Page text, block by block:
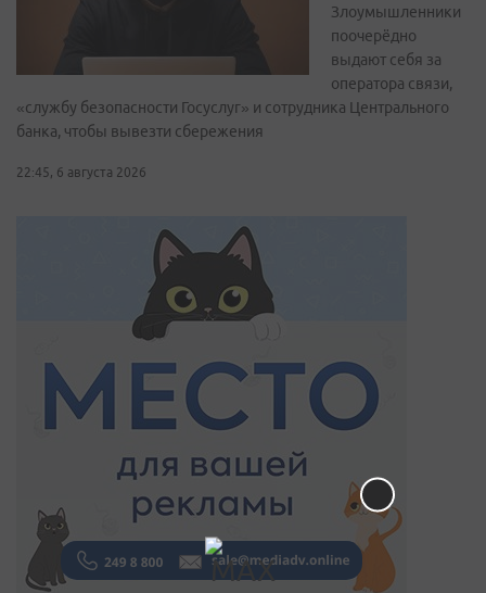
Злоумышленники
поочерёдно
выдают себя за
оператора связи,
«службу безопасности Госуслуг» и сотрудника Центрального
банка, чтобы вывезти сбережения
22:45, 6 августа 2026